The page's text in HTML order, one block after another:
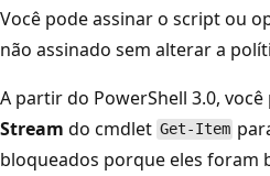
Você pode assinar o script ou
não assinado sem alterar a
A partir do PowerShell 3.0,
Stream do cmdlet Get-Item
bloqueados porque eles foram